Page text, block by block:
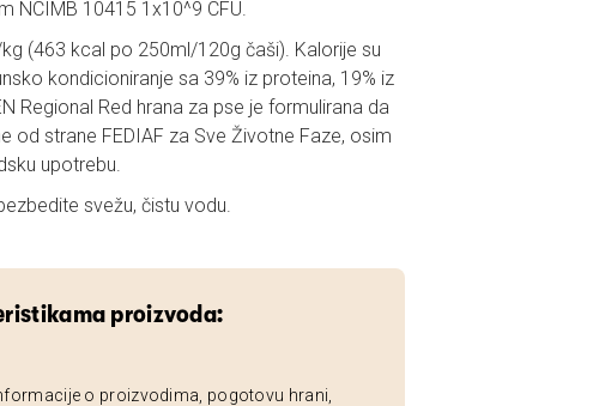
NCIMB 10415 1x10^9 CFU.
(463 kcal po 250ml/120g čaši). Kalorije su
kondicioniranje sa 39% iz proteina, 19% iz
Regional Red hrana za pse je formulirana da
od strane FEDIAF za Sve Životne Faze, osim
upotrebu.
svežu, čistu vodu.
proizvoda:
o proizvodima, pogotovu hrani,